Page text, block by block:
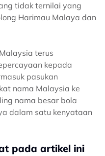
tidak ternilai yang
Harimau Malaya dan
terus
kepada
pasukan
nama Malaysia ke
nama besar bola
dalam satu kenyataan
pada artikel ini